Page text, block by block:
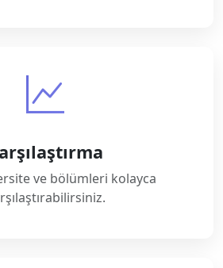
ve bölümleri kolayca